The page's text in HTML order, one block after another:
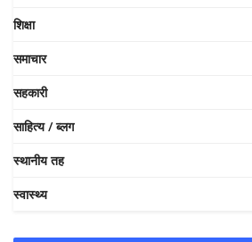
शिक्षा
समाचार
सहकारी
साहित्य / ब्लग
स्थानीय तह
स्वास्थ्य